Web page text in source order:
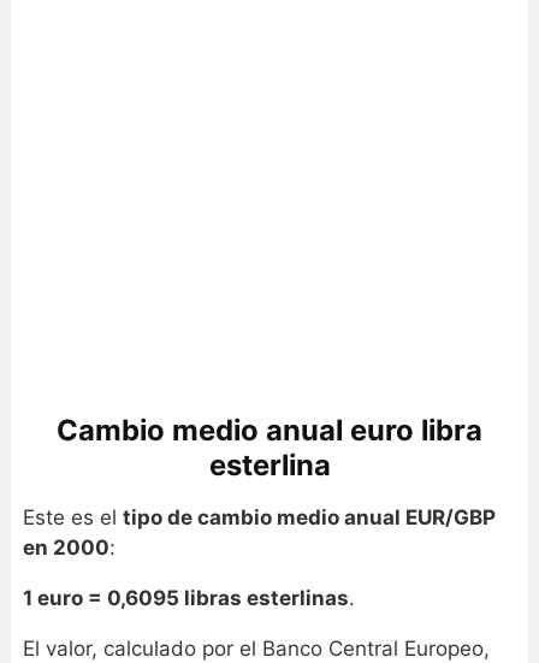
Cambio medio anual euro libra
esterlina
Este es el tipo de cambio medio anual EUR/GBP
en 2000:
1 euro = 0,6095 libras esterlinas.
El valor, calculado por el Banco Central Europeo,